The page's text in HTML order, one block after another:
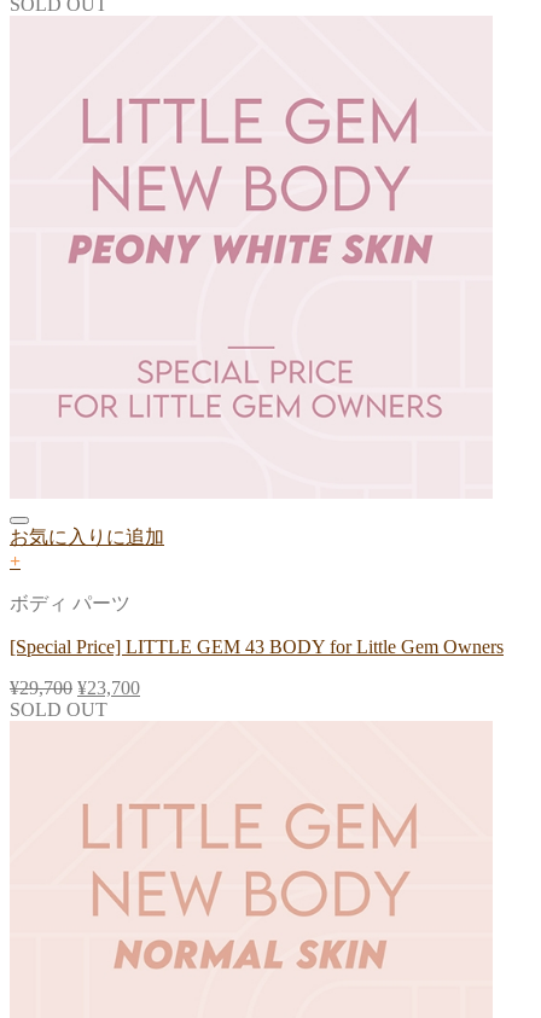
SOLD OUT
お気に入りに追加
+
ボディ パーツ
[Special Price] LITTLE GEM 43 BODY for Little Gem Owners
¥29,700 ¥23,700
SOLD OUT